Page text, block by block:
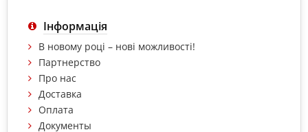
Інформація
В новому році – нові можливості!
Партнерство
Про нас
Доставка
Оплата
Документы